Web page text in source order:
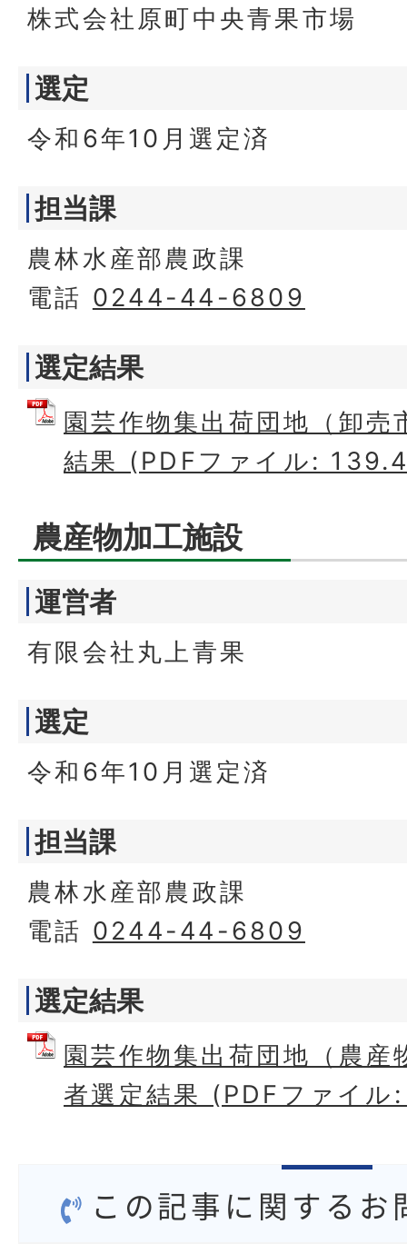
株式会社原町中央青果市場
選定
令和6年10月選定済
担当課
農林水産部農政課
電話 0244-44-6809
選定結果
園芸作物集出荷団地（卸売
結果 (PDFファイル:
農産物加工施設
運営者
有限会社丸上青果
選定
令和6年10月選定済
担当課
農林水産部農政課
電話 0244-44-6809
選定結果
園芸作物集出荷団地（農産
者選定結果 (PDFファイ
この記事に関するお